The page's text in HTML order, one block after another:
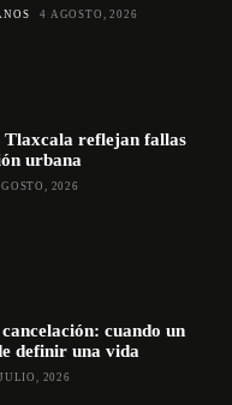
4 AGOSTO, 2026
Tlaxcala reflejan fallas
urbana
2026
cuando un
definir una vida
2026